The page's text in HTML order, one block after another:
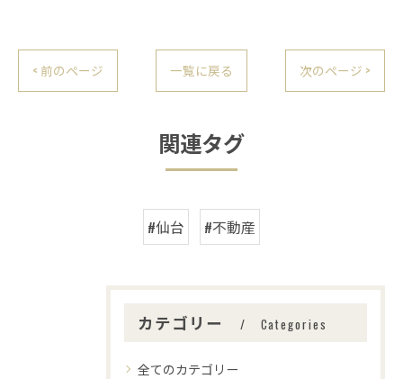
< 前のページ 一覧に戻る 次のページ >
関連タグ
#仙台 #不動産
カテゴリー Categories
全てのカテゴリー